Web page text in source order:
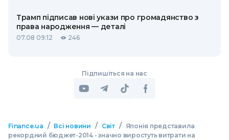
Трамп підписав нові укази про громадянство з
права народження — деталі
07.08 09:12 246
Підпишіться на нас
Finance.ua / Всі новини / Світ /
Японія представила
рекордний бюджет-2014 - значно виростуть витрати на